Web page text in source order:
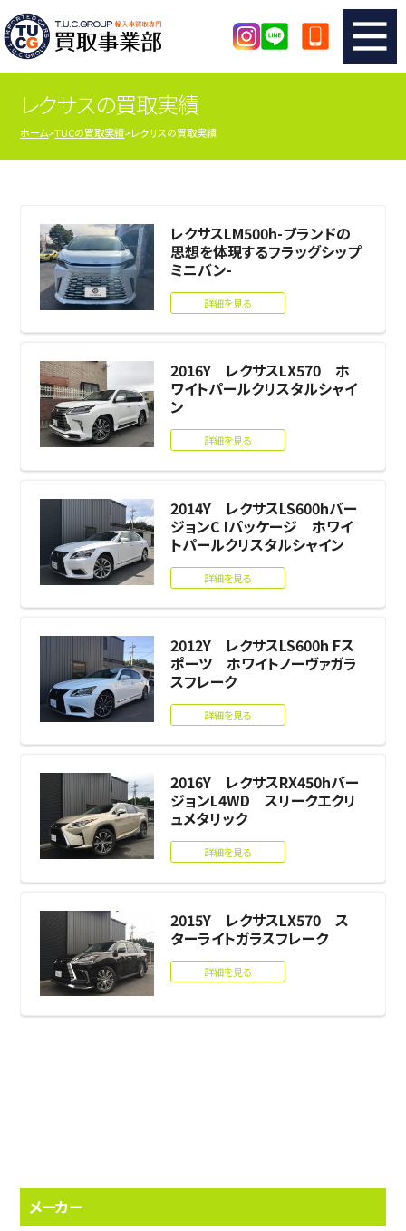
TUCのカンタン査定
査定の注意事項 メーカー別査定フォーム
店舗紹介
レクサスの買取実績
ホーム TUCの買取実績 レクサスの買取実績
レクサスLM500h-ブランドの
思想を体現するフラッグシップ
ミニバン-
詳細を見る
2016Y レクサスLX570 ホ
ワイトパールクリスタルシャイ
ン
詳細を見る
2014Y レクサスLS600hバー
ジョンC Iパッケージ ホワイ
トパールクリスタルシャイン
詳細を見る
2012Y レクサスLS600h Fス
ポーツ ホワイトノーヴァガラ
スフレーク
詳細を見る
2016Y レクサスRX450hバー
ジョンL4WD スリークエクリ
ュメタリック
詳細を見る
2015Y レクサスLX570 ス
ターライトガラスフレーク
詳細を見る
メーカー